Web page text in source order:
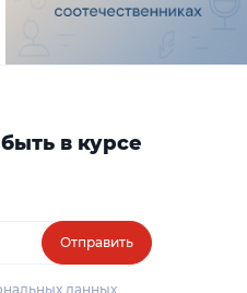
в курсе
Отправить
данных